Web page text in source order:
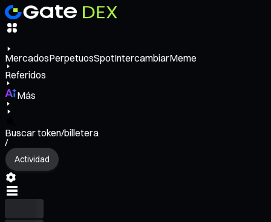
MercadosPerpetuosSpotIntercambiarMeme
Referidos
Más
Buscar token/billetera
/
Actividad